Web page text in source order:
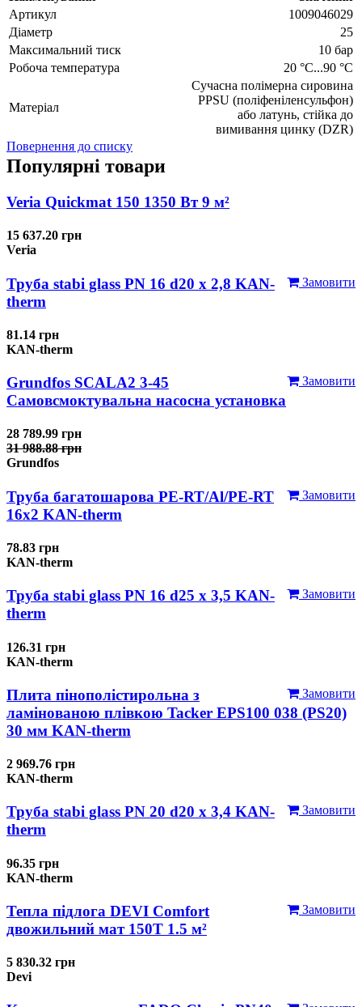
Артикул
1009046029
Діаметр
25
Максимальний тиск
10 бар
Робоча температура
20 °C...90 °C
Матеріал
Сучасна полімерна сировина
PPSU (поліфеніленсульфон)
або латунь, стійка до
вимивання цинку (DZR)
Повернення до списку
Популярні товари
Veria Quickmat 150 1350 Вт 9 м²
15 637.20 грн
Veria
Замовити
Труба stabi glass PN 16 d20 х 2,8 KAN-
therm
81.14 грн
KAN-therm
Замовити
Grundfos SCALA2 3-45
Самовсмоктувальна насосна установка
28 789.99 грн
31 988.88 грн
Grundfos
Замовити
Труба багатошарова PE-RT/Al/PE-RT
16x2 KAN-therm
78.83 грн
KAN-therm
Замовити
Труба stabi glass PN 16 d25 х 3,5 KAN-
therm
126.31 грн
KAN-therm
Замовити
Плита пінополістирольна з
ламінованою плівкою Tacker EPS100 038 (PS20)
30 мм KAN-therm
2 969.76 грн
KAN-therm
Замовити
Труба stabi glass PN 20 d20 х 3,4 KAN-
therm
96.35 грн
KAN-therm
Замовити
Тепла підлога DEVI Comfort
двожильний мат 150T 1.5 м²
5 830.32 грн
Devi